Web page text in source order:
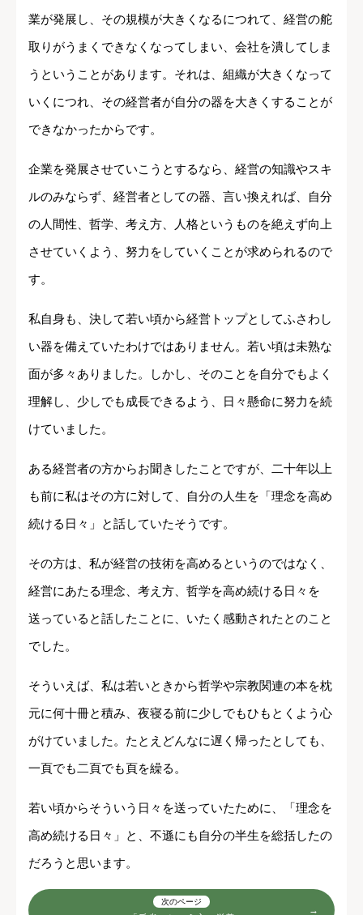
業が発展し、その規模が大きくなるにつれて、経営の舵
取りがうまくできなくなってしまい、会社を潰してしま
うということがあります。それは、組織が大きくなって
いくにつれ、その経営者が自分の器を大きくすることが
できなかったからです。
企業を発展させていこうとするなら、経営の知識やスキ
ルのみならず、経営者としての器、言い換えれば、自分
の人間性、哲学、考え方、人格というものを絶えず向上
させていくよう、努力をしていくことが求められるので
す。
私自身も、決して若い頃から経営トップとしてふさわし
い器を備えていたわけではありません。若い頃は未熟な
面が多々ありました。しかし、そのことを自分でもよく
理解し、少しでも成長できるよう、日々懸命に努力を続
けていました。
ある経営者の方からお聞きしたことですが、二十年以上
も前に私はその方に対して、自分の人生を「理念を高め
続ける日々」と話していたそうです。
その方は、私が経営の技術を高めるというのではなく、
経営にあたる理念、考え方、哲学を高め続ける日々を
送っていると話したことに、いたく感動されたとのこと
でした。
そういえば、私は若いときから哲学や宗教関連の本を枕
元に何十冊と積み、夜寝る前に少しでもひもとくよう心
がけていました。たとえどんなに遅く帰ったとしても、
一頁でも二頁でも頁を繰る。
若い頃からそういう日々を送っていたために、「理念を
高め続ける日々」と、不遜にも自分の半生を総括したの
だろうと思います。
次のページ